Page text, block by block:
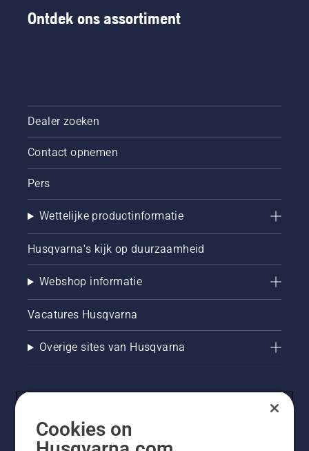
Ontdek ons assortiment
Dealer zoeken
Contact opnemen
Pers
Wettelijke productinformatie
Husqvarna's kijk op duurzaamheid
Webshop informatie
Vacatures Husqvarna
Overige sites van Husqvarna
Cookies on